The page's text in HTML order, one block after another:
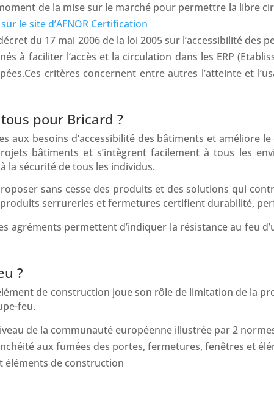
de la mise sur le marché pour permettre la libre
le site d’AFNOR Certification
décret du 17 mai 2006 de la loi 2005 sur l’accessibilité des
à faciliter l’accès et la circulation dans les ERP
critères concernent entre autres l’atteinte et
pour Bricard ?
aux besoins d’accessibilité des bâtiments et améliore
bâtiments et s’intègrent facilement à tous les
la sécurité de tous les individus.
sans cesse des produits et des solutions qui
serrureries et fermetures certifient durabilité,
agréments permettent d’indiquer la résistance au feu
?
de construction joue son rôle de limitation de la
feu.
de la communauté européenne illustrée par 2 normes
aux fumées des portes, fermetures, fenêtres et
éléments de construction